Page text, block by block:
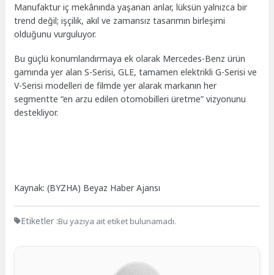
Manufaktur iç mekânında yaşanan anlar, lüksün yalnızca bir
trend değil; işçilik, akıl ve zamansız tasarımın birleşimi
olduğunu vurguluyor.
Bu güçlü konumlandırmaya ek olarak Mercedes-Benz ürün
gamında yer alan S-Serisi, GLE, tamamen elektrikli G-Serisi ve
V-Serisi modelleri de filmde yer alarak markanın her
segmentte “en arzu edilen otomobilleri üretme” vizyonunu
destekliyor.
Kaynak: (BYZHA) Beyaz Haber Ajansı
Etiketler :Bu yazıya ait etiket bulunamadı.